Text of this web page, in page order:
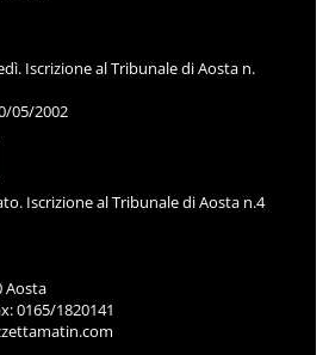
Iscrizione al Tribunale di Aosta n.
05/2002
Iscrizione al Tribunale di Aosta n.4
Aosta
0165/1820141